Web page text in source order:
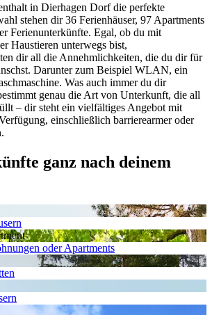
in Dierhagen Dorf die perfekte
stehen dir 36 Ferienhäuser, 97 Apartments
Ferienunterkünfte. Egal, ob du mit
Haustieren unterwegs bist,
dir all die Annehmlichkeiten, die du dir für
Darunter zum Beispiel WLAN, ein
Was auch immer du dir
genau die Art von Unterkunft, die all
– dir steht ein vielfältiges Angebot mit
einschließlich barrierearmer oder
ganz nach deinem
oder Apartments